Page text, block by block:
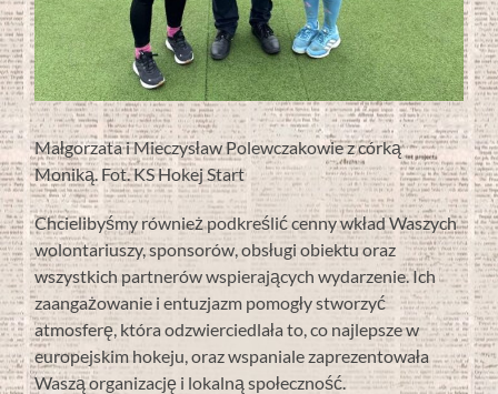
Małgorzata i Mieczysław Polewczakowie z córką
Moniką. Fot. KS Hokej Start
Chcielibyśmy również podkreślić cenny wkład Waszych
wolontariuszy, sponsorów, obsługi obiektu oraz
wszystkich partnerów wspierających wydarzenie. Ich
zaangażowanie i entuzjazm pomogły stworzyć
atmosferę, która odzwierciedlała to, co najlepsze w
europejskim hokeju, oraz wspaniale zaprezentowała
Waszą organizację i lokalną społeczność.